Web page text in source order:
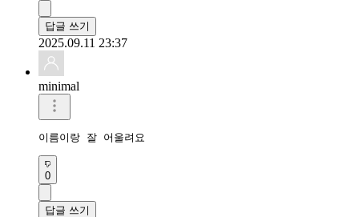
답글 쓰기
2025.09.11 23:37
minimal
이름이랑 잘 어울려요
0
답글 쓰기